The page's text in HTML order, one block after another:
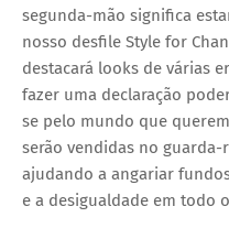
segunda-mão significa
nosso desfile Style for
destacará looks de várias
fazer uma declaração
se pelo mundo que
serão vendidas no guarda-
ajudando a angariar
e a desigualdade em todo